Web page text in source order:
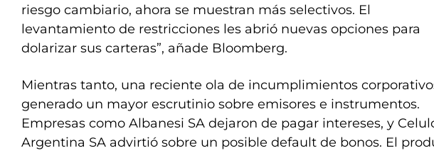
riesgo cambiario, ahora se muestran más selectivos. El
levantamiento de restricciones les abrió nuevas opciones para
dolarizar sus carteras”, añade Bloomberg.
Mientras tanto, una reciente ola de incumplimientos
generado un mayor escrutinio sobre emisores e instrumentos.
Empresas como Albanesi SA dejaron de pagar intereses, y
Argentina SA advirtió sobre un posible default de bonos. El